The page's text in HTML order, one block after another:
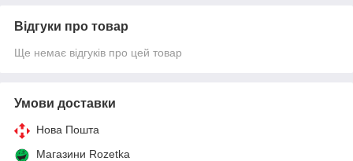
Відгуки про товар
Ще немає відгуків про цей товар
Умови доставки
Нова Пошта
Магазини Rozetka